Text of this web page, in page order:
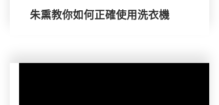
朱熏教你如何正確使用洗衣機